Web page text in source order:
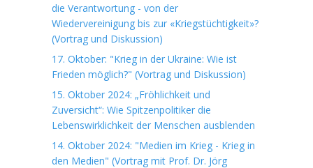
die Verantwortung - von der
Wiedervereinigung bis zur «Kriegstüchtigkeit»?
(Vortrag und Diskussion)
17. Oktober: "Krieg in der Ukraine: Wie ist
Frieden möglich?" (Vortrag und Diskussion)
15. Oktober 2024: „Fröhlichkeit und
Zuversicht“: Wie Spitzenpolitiker die
Lebenswirklichkeit der Menschen ausblenden
14. Oktober 2024: "Medien im Krieg - Krieg in
den Medien" (Vortrag mit Prof. Dr. Jörg